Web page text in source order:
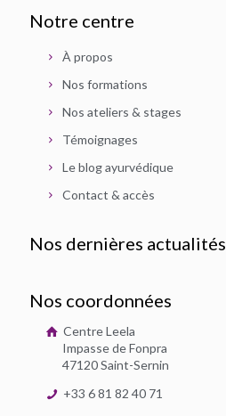
Notre centre
À propos
Nos formations
Nos ateliers & stages
Témoignages
Le blog ayurvédique
Contact & accès
Nos dernières actualités
Nos coordonnées
Centre Leela
Impasse de Fonpra
47120 Saint-Sernin
+33 6 81 82 40 71